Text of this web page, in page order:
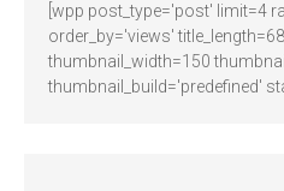
[wpp post_type='post' limit=4
order_by='views'
thumbnail_width=150
thumbnail_build='predefined'